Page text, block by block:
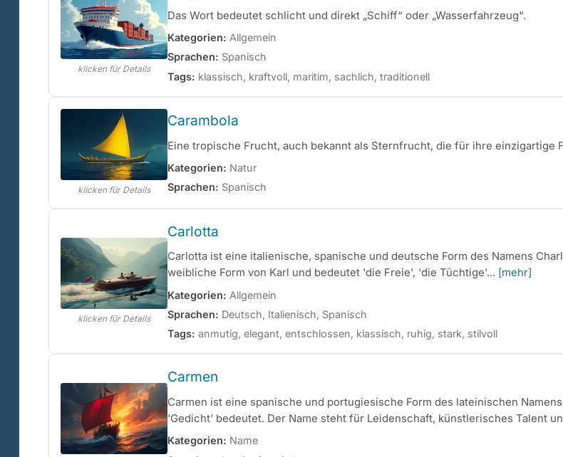
klicken für Details
Das Wort bedeutet schlicht und direkt „Schiff“ oder „Wasserfahrzeug“.
Kategorien: Allgemein
Sprachen: Spanisch
Tags: klassisch, kraftvoll, maritim, sachlich, traditionell
klicken für Details
Carambola
Eine tropische Frucht, auch bekannt als Sternfrucht, die für ihre einzigartige
Kategorien: Natur
Sprachen: Spanisch
klicken für Details
Carlotta
Carlotta ist eine italienische, spanische und deutsche Form des Namens
weibliche Form von Karl und bedeutet 'die Freie', 'die Tüchtige'... [mehr]
Kategorien: Allgemein
Sprachen: Deutsch, Italienisch, Spanisch
Tags: anmutig, elegant, entschlossen, klassisch, ruhig, stark, stilvoll
Carmen
Carmen ist eine spanische und portugiesische Form des lateinischen
'Gedicht' bedeutet. Der Name steht für Leidenschaft, künstlerisches Talent
Kategorien: Name